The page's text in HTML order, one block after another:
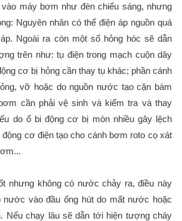
máy bơm như đèn chiếu sáng, nhưng
Nguyên nhân có thể điện áp nguồn quá
Ngoài ra còn một số hỏng hóc sẽ dẫn
trên như: tụ điện trong mạch cuộn dây
cơ bị hỏng cần thay tụ khác; phần cánh
vỡ hoặc do nguồn nước tạo cặn bám
cần phải vệ sinh và kiểm tra và thay
do ổ bi động cơ bị mòn nhiều gây lệch
cơ điện tạo cho cánh bơm roto cọ xát
nhưng không có nước chảy ra, điều này
nước vào đầu ống hút do mất nước hoặc
Nếu chạy lâu sẽ dẫn tới hiện tượng cháy